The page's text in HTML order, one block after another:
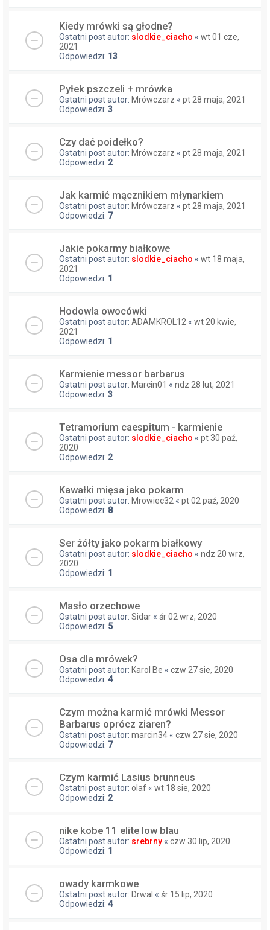
Kiedy mrówki są głodne?
Ostatni post autor: slodkie_ciacho « wt 01 cze,
2021
Odpowiedzi: 13
Pyłek pszczeli + mrówka
Ostatni post autor: Mrówczarz « pt 28 maja, 2021
Odpowiedzi: 3
Czy dać poidełko?
Ostatni post autor: Mrówczarz « pt 28 maja, 2021
Odpowiedzi: 2
Jak karmić mącznikiem młynarkiem
Ostatni post autor: Mrówczarz « pt 28 maja, 2021
Odpowiedzi: 7
Jakie pokarmy białkowe
Ostatni post autor: slodkie_ciacho « wt 18 maja,
2021
Odpowiedzi: 1
Hodowla owocówki
Ostatni post autor: ADAMKROL12 « wt 20 kwie,
2021
Odpowiedzi: 1
Karmienie messor barbarus
Ostatni post autor: Marcin01 « ndz 28 lut, 2021
Odpowiedzi: 3
Tetramorium caespitum - karmienie
Ostatni post autor: slodkie_ciacho « pt 30 paź,
2020
Odpowiedzi: 2
Kawałki mięsa jako pokarm
Ostatni post autor: Mrowiec32 « pt 02 paź, 2020
Odpowiedzi: 8
Ser żółty jako pokarm białkowy
Ostatni post autor: slodkie_ciacho « ndz 20 wrz,
2020
Odpowiedzi: 1
Masło orzechowe
Ostatni post autor: Sidar « śr 02 wrz, 2020
Odpowiedzi: 5
Osa dla mrówek?
Ostatni post autor: Karol Be « czw 27 sie, 2020
Odpowiedzi: 4
Czym można karmić mrówki Messor
Barbarus oprócz ziaren?
Ostatni post autor: marcin34 « czw 27 sie, 2020
Odpowiedzi: 7
Czym karmić Lasius brunneus
Ostatni post autor: olaf « wt 18 sie, 2020
Odpowiedzi: 2
nike kobe 11 elite low blau
Ostatni post autor: srebrny « czw 30 lip, 2020
Odpowiedzi: 1
owady karmkowe
Ostatni post autor: Drwal « śr 15 lip, 2020
Odpowiedzi: 4